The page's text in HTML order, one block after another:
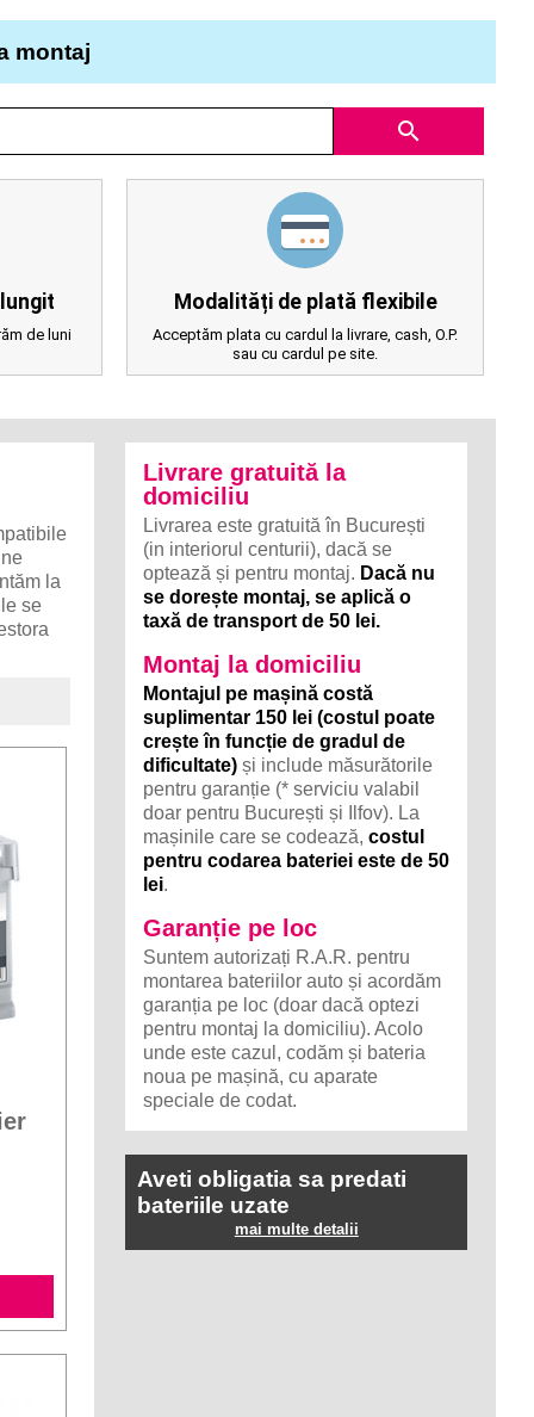
montaj
search
de luni
Modalități de plată flexibile
Acceptăm plata cu cardul la livrare, cash, O.P.
sau cu cardul pe site.
la
se
Livrare gratuită la
domiciliu
Livrarea este gratuită în București
(in interiorul centurii), dacă se
optează și pentru montaj. Dacă nu
se dorește montaj, se aplică o
taxă de transport de 50 lei.
Montaj la domiciliu
Montajul pe mașină costă
suplimentar 150 lei (costul poate
crește în funcție de gradul de
dificultate) și include măsurătorile
pentru garanție (* serviciu valabil
doar pentru București și Ilfov). La
mașinile care se codează,costul
pentru codarea bateriei este de 50
lei.
Garanție pe loc
Suntem autorizați R.A.R. pentru
montarea bateriilor auto și acordăm
garanția pe loc (doar dacă optezi
pentru montaj la domiciliu). Acolo
unde este cazul, codăm și bateria
noua pe mașină, cu aparate
speciale de codat.
Aveti obligatia sa predati
bateriile uzate
mai multe detalii